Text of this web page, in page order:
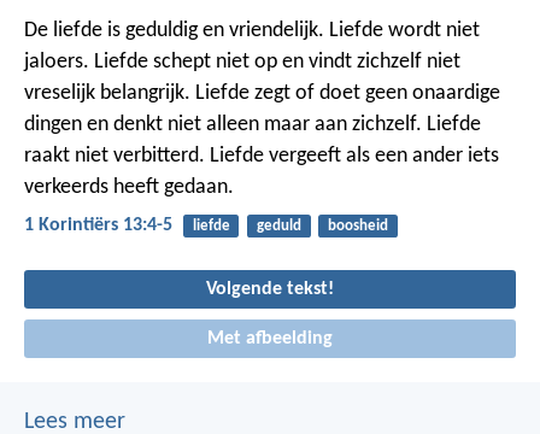
De liefde is geduldig en vriendelijk. Liefde wordt niet
jaloers. Liefde schept niet op en vindt zichzelf niet
vreselijk belangrijk. Liefde zegt of doet geen onaardige
dingen en denkt niet alleen maar aan zichzelf. Liefde
raakt niet verbitterd. Liefde vergeeft als een ander iets
verkeerds heeft gedaan.
1 Korintiërs 13:4-5 liefde geduld boosheid
Volgende tekst!
Met afbeelding
Lees meer